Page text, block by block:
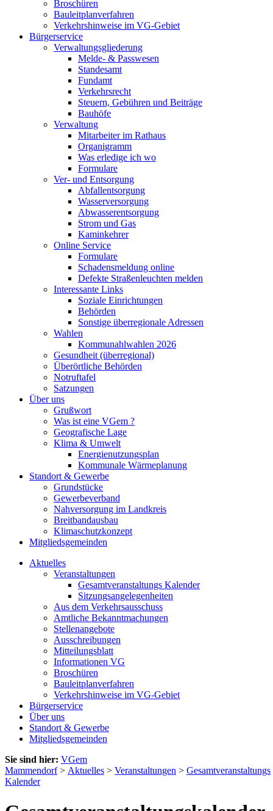
Broschüren
Bauleitplanverfahren
Verkehrshinweise im VG-Gebiet
Bürgerservice
Verwaltungsgliederung
Melde- & Passwesen
Standesamt
Fundamt
Verkehrsrecht
Steuern, Gebühren und Beiträge
Bauhöfe
Verwaltung
Mitarbeiter im Rathaus
Organigramm
Was erledige ich wo
Formulare
Ver- und Entsorgung
Abfallentsorgung
Wasserversorgung
Abwasserentsorgung
Strom und Gas
Kaminkehrer
Online Service
Formulare
Schadensmeldung online
Defekte Straßenleuchten melden
Interessante Links
Soziale Einrichtungen
Behörden
Sonstige überregionale Adressen
Wahlen
Kommunahlwahlen 2026
Gesundheit (überregional)
Überörtliche Behörden
Notruftafel
Satzungen
Über uns
Grußwort
Was ist eine VGem ?
Geografische Lage
Klima & Umwelt
Energienutzungsplan
Kommunale Wärmeplanung
Standort & Gewerbe
Grundstücke
Gewerbeverband
Nahversorgung im Landkreis
Breitbandausbau
Klimaschutzkonzept
Mitgliedsgemeinden
Aktuelles
Veranstaltungen
Gesamtveranstaltungs Kalender
Sitzungsangelegenheiten
Aus dem Verkehrsausschuss
Amtliche Bekanntmachungen
Stellenangebote
Ausschreibungen
Mitteilungsblatt
Informationen VG
Broschüren
Bauleitplanverfahren
Verkehrshinweise im VG-Gebiet
Bürgerservice
Über uns
Standort & Gewerbe
Mitgliedsgemeinden
Sie sind hier: VGem
Mammendorf> Aktuelles > Veranstaltungen > Gesamtveranstaltungs
Kalender